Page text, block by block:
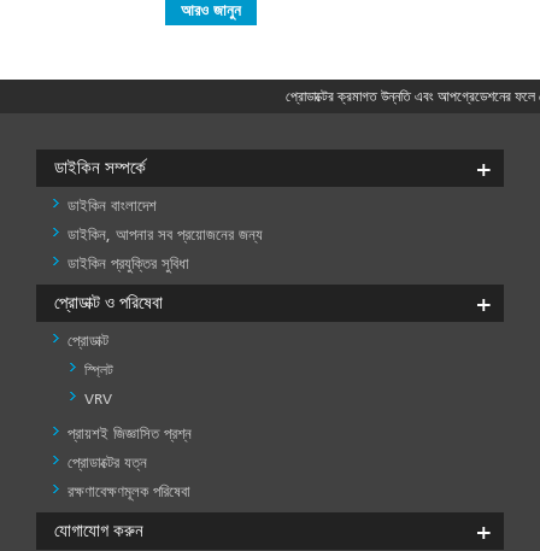
আরও জানুন
প্রোডাক্টের ক্রমাগত উন্নতি এবং আপগ্রেডেশনের ফলে
ডাইকিন সম্পর্কে
ডাইকিন বাংলাদেশ
ডাইকিন, আপনার সব প্রয়োজনের জন্য
ডাইকিন প্রযুক্তির সুবিধা
প্রোডাক্ট ও পরিষেবা
প্রোডাক্ট
স্প্লিট
VRV
প্রোডাক্ট
ও
পরিষেবা
-1
প্রায়শই জিজ্ঞাসিত প্রশ্ন
প্রোডাক্টের যত্ন
রক্ষণাবেক্ষণমূলক পরিষেবা
যোগাযোগ করুন